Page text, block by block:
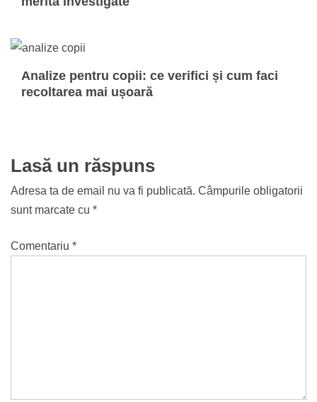
Analize pentru copii: ce verifici și cum faci
recoltarea mai ușoară
Lasă un răspuns
Adresa ta de email nu va fi publicată. Câmpurile obligatorii
sunt marcate cu *
Comentariu *